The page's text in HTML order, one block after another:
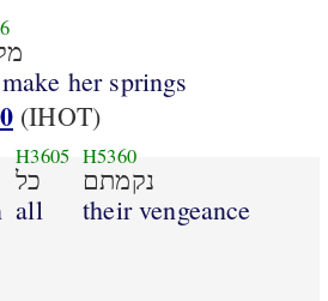
her springs
(IHOT)
H3605
כל
all
H5360
נקמתם
their vengeance